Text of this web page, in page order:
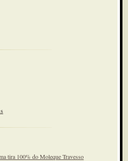
tira 100% do Moleque Travesso